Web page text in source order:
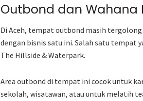
Outbond dan Wahana
Di Aceh, tempat outbond masih
dengan bisnis satu ini. Salah satu tempat
The Hillside & Waterpark.
Area outbond di tempat ini cocok untuk
sekolah, wisatawan, atau untuk melatih